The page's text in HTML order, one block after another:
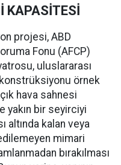
KAPASİTESİ
projesi, ABD
Fonu (AFCP)
uluslararası
örnek
hava sahnesi
yakın bir seyirciyi
altında kalan veya
mimari
bırakılması